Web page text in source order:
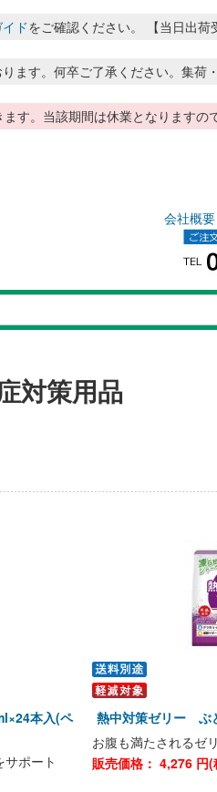
ドをご確認ください。 【当日出
す。何卒ご了承ください。集荷
す。当該期間は休業となりますの
会社概要
対策用品
本入(ペ
ポート
熱中対策ゼリー ぶ
お腹も満たされるゼ
販売価格： 4,276 円